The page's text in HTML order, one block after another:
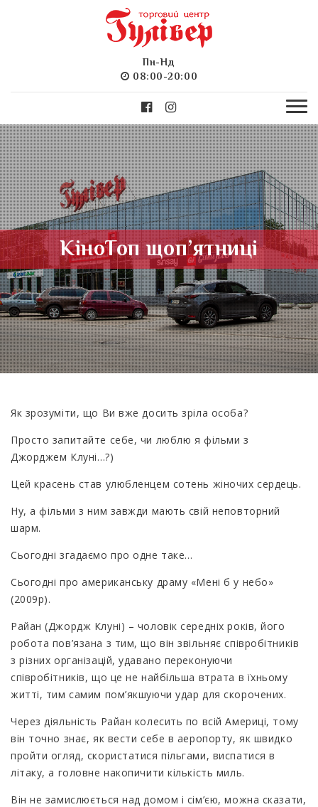
Пн-Нд
08:00-20:00
КіноТоп щоп’ятниці
Як зрозуміти, що Ви вже досить зріла особа?
Просто запитайте себе, чи люблю я фільми з
Джорджем Клуні…?)
Цей красень став улюбленцем сотень жіночих сердець.
Ну, а фільми з ним завжди мають свій неповторний
шарм.
Сьогодні згадаємо про одне таке…
Сьогодні про американську драму «Мені б у небо»
(2009р).
Райан (Джордж Клуні) – чоловік середніх років, його
робота пов’язана з тим, що він звільняє співробітників
з різних організацій, удавано переконуючи
співробітників, що це не найбільша втрата в їхньому
житті, тим самим пом’якшуючи удар для скорочених.
Через діяльність Райан колесить по всій Америці, тому
він точно знає, як вести себе в аеропорту, як швидко
пройти огляд, скористатися пільгами, виспатися в
літаку, а головне накопичити кількість миль.
Він не замислюється над домом і сім’єю, можна сказати,